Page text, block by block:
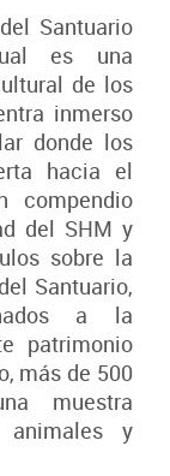
Santuario
es una
de los
inmerso
donde los
hacia el
compendio
del SHM y
sobre la
Santuario,
a la
patrimonio
más de 500
muestra
animales y